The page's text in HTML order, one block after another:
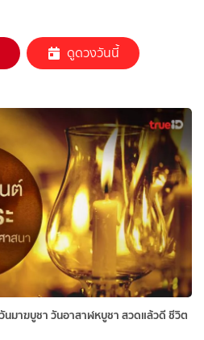
ดูดวงวันนี้
มาฆบูชา วันอาสาฬหบูชา สวดแล้วดี ชีวิต